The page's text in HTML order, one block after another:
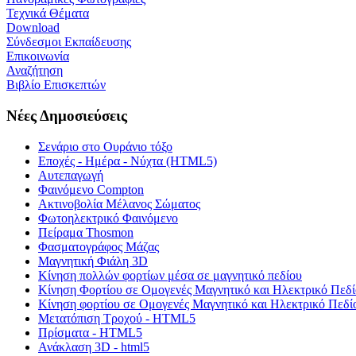
Τεχνικά Θέματα
Download
Σύνδεσμοι Εκπαίδευσης
Επικοινωνία
Αναζήτηση
Βιβλίο Επισκεπτών
Νέες Δημοσιεύσεις
Σενάριο στο Ουράνιο τόξο
Εποχές - Ημέρα - Νύχτα (HTML5)
Αυτεπαγωγή
Φαινόμενο Compton
Ακτινοβολία Μέλανος Σώματος
Φωτοηλεκτρικό Φαινόμενο
Πείραμα Thosmon
Φασματογράφος Μάζας
Μαγνητική Φιάλη 3D
Κίνηση πολλών φορτίων μέσα σε μαγνητικό πεδίου
Κίνηση Φορτίου σε Ομογενές Μαγνητικό και Ηλεκτρικό
Κίνηση φορτίου σε Ομογενές Μαγνητικό και Ηλεκτρικό
Μετατόπιση Τροχού - HTML5
Πρίσματα - HTML5
Ανάκλαση 3D - html5